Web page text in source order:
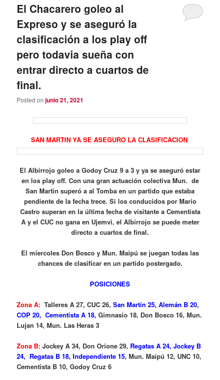
El Chacarero goleo al
Expreso y se aseguró la
clasificación a los play off
pero todavia sueña con
entrar directo a cuartos de
final.
Posted onjunio 21, 2021
SAN MARTIN YA SE ASEGURO LA CLASIFICACION
El Albirrojo goleo a Godoy Cruz 9 a 3 y ya se aseguró estar
en los play off. Con una gran actuación colectiva Mun. de
San Martín superó a al Tomba en un partido que estaba
pendiente de la fecha trece. Si los conducidos por Mario
Castro superan en la última fecha de visitante a Cementista
A y el CUC no gana en Ujemvi, el Albirrojo se puede meter
directo a cuartos de final.
El miercoles Don Bosco y Mun. Maipú se juegan todas las
chances de clasificar en un partido postergado.
POSICIONES
Zona A: Talleres A 27, CUC 26,San Martín 25, Alemán B 20,
COP 20, Cementista A 18, Gimnasio 18, Don Bosco 16, Mun.
Lujan 14, Mun. Las Heras 3
Zona B: Jockey A 34, Don Orione 29, Regatas A 24, Jockey B
24, Regatas B 18, Independiente 15, Mun. Maipú 12, UNC 10,
Cementista B 10, Godoy Cruz 6